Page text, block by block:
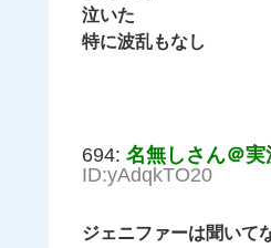
泣いた
特に波乱もなし
694: 名無しさん＠実
ID:yAdqkTO20
ジェニファーは聞いて